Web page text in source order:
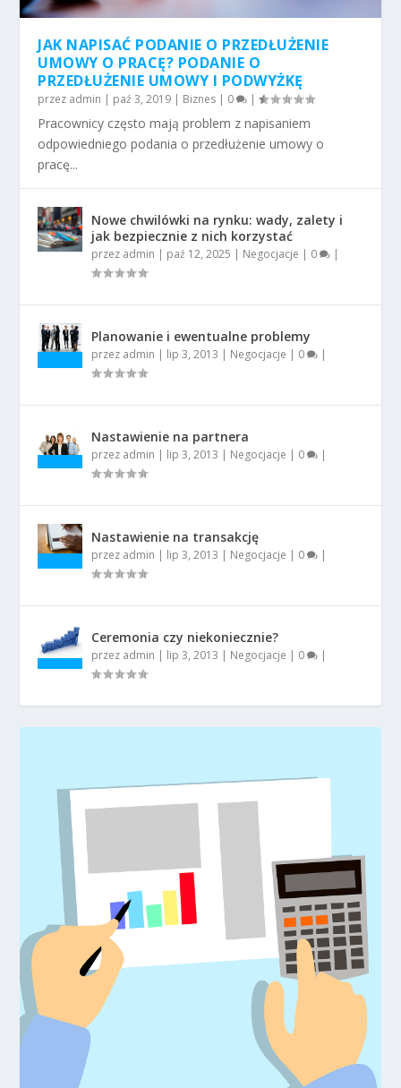
JAK NAPISAĆ PODANIE O PRZEDŁUŻENIE
UMOWY O PRACĘ? PODANIE O
PRZEDŁUŻENIE UMOWY I PODWYŻKĘ
przez admin | paź 3, 2019 | Biznes | 0 |
Pracownicy często mają problem z napisaniem
odpowiedniego podania o przedłużenie umowy o
pracę...
Nowe chwilówki na rynku: wady, zalety i
jak bezpiecznie z nich korzystać
przez admin | paź 12, 2025 | Negocjacje | 0 |
Planowanie i ewentualne problemy
przez admin | lip 3, 2013 | Negocjacje | 0 |
Nastawienie na partnera
przez admin | lip 3, 2013 | Negocjacje | 0 |
Nastawienie na transakcję
przez admin | lip 3, 2013 | Negocjacje | 0 |
Ceremonia czy niekoniecznie?
przez admin | lip 3, 2013 | Negocjacje | 0 |